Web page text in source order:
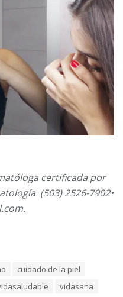
certificada por
(503) 2526-7902•
cuidado de la piel
vidasana